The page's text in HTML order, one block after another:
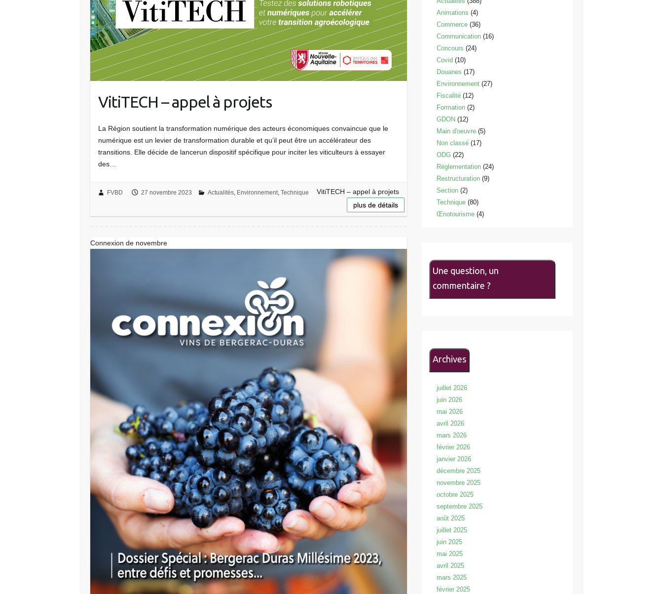
VitiTECH – appel à projets
La Région soutient la transformation numérique des acteurs économiques convaincue que le
numérique est un levier de transformation durable et qu’il peut être un accélérateur des
transitions. Elle décide de lancerun dispositif spécifique pour inciter les viticulteurs à essayer
des…
FVBD 27 novembre 2023 Actualités, Environnement,Technique
VitiTECH – appel à projets
plus de détails
Connexion de novembre
Animations (4)
Commerce(36)
Communication(16)
Concours (24)
Covid (10)
Douanes (17)
Environnement(27)
Fiscalité(12)
Formation(2)
GDON (12)
Main d'oeuvre(5)
Non classé(17)
ODG(22)
Réglementation(24)
Restructuration(9)
Section(2)
Technique(80)
Œnotourisme(4)
Une question, un
commentaire ?
Archives
juillet 2026
juin 2026
mai 2026
avril 2026
mars 2026
février 2026
janvier 2026
décembre 2025
novembre 2025
octobre 2025
septembre 2025
août 2025
juillet 2025
juin 2025
mai 2025
avril 2025
mars 2025
février 2025